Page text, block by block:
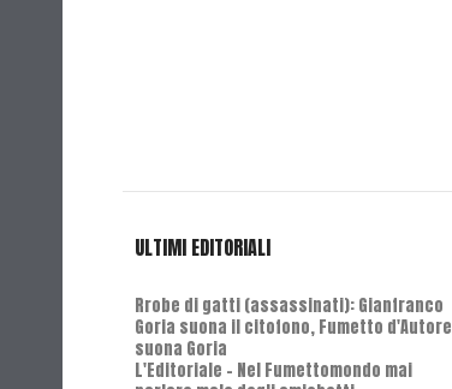
ULTIMI EDITORIALI
Rrobe di gatti (assassinati): Gianfranco
Goria suona il citofono, Fumetto d'Autore
suona Goria
L'Editoriale - Nel Fumettomondo mai